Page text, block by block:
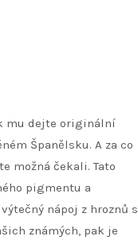
mu dejte originální
Španělsku. A za co
možná čekali. Tato
pigmentu a
nápoj z hroznů s
známých, pak je